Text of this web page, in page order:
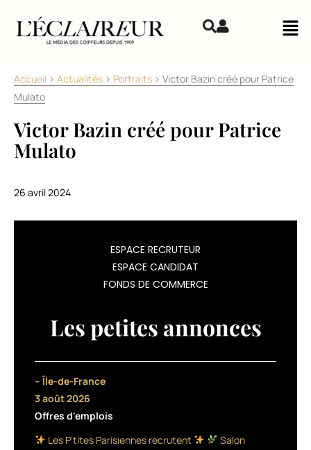
Accueil > Actualités > Portraits > Victor Bazin créé pour Patrice
Mulato
Victor Bazin créé pour Patrice
Mulato
26 avril 2024
responsable
artistique
Repigmentants
Patrice
nouvelle
ESPACE RECRUTEUR
ESPACE CANDIDAT
FONDS DE COMMERCE
Les petites annonces
– Île-de-France
3 août 2026
Offres d'emplois
Les P’tites Parisiennes recrutent
Salon